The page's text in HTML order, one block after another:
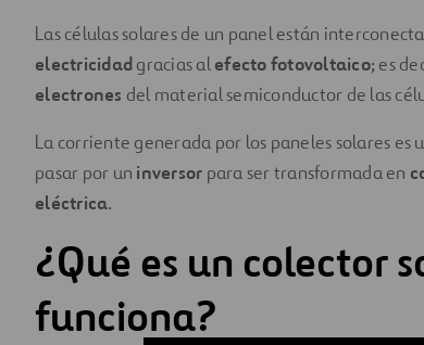
Las células solares de un panel están
electricidadgracias alefecto fotovoltaico; es
electrones del material semiconductor de las
La corriente generada por los paneles solares es
pasar por un inversor para ser transformada en
eléctrica.
¿Qué es un colector
funciona?